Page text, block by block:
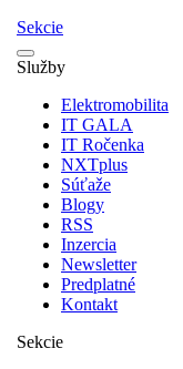
Sekcie
Služby
Elektromobilita
IT GALA
IT Ročenka
NXTplus
Súťaže
Blogy
RSS
Inzercia
Newsletter
Predplatné
Kontakt
Sekcie